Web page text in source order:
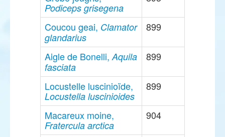
Podiceps grisegena
Coucou geai, Clamator
glandarius
899
Aigle de Bonelli,Aquila
fasciata
899
Locustelle luscinioïde,
Locustella luscinioides
899
Macareux moine,
Fratercula arctica
904